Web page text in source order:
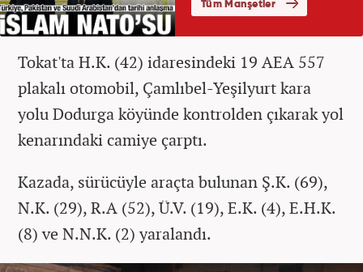
Tokat'ta H.K. (42) idaresindeki 19 AEA 557
plakalı otomobil, Çamlıbel-Yeşilyurt kara
yolu Dodurga köyünde kontrolden çıkarak yol
kenarındaki camiye çarptı.
Kazada, sürücüyle araçta bulunan Ş.K. (69),
N.K. (29), R.A (52), Ü.V. (19), E.K. (4), E.H.K.
(8) ve N.N.K. (2) yaralandı.